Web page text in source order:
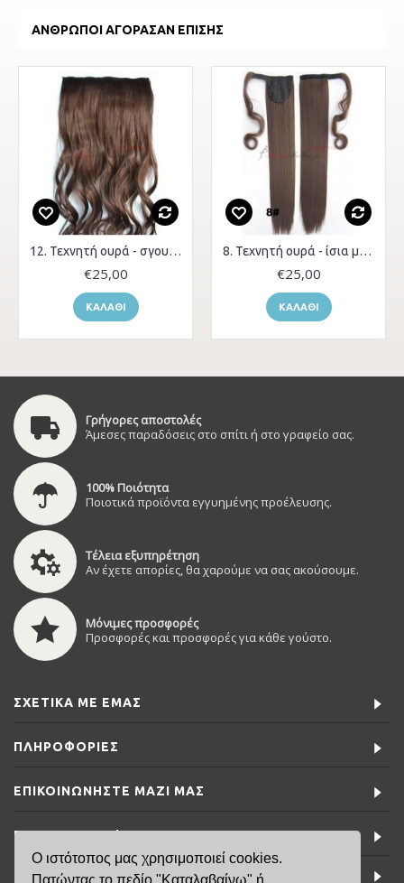
Ο ιστότοπος μας χρησιμοποιεί cookies.
Πατώντας το πεδίο "Καταλαβαίνω" ή
ΆΝΘΡΩΠΟΙ ΑΓΌΡΑΣΑΝ ΕΠΊΣΗΣ
12. Τεχνητή ουρά - σγουρά μαλλιά
€25,00
ΚΑΛΆΘΙ
8. Τεχνητή ουρά - ίσια μαλλιά
€25,00
ΚΑΛΆΘΙ
Γρήγορες αποστολές
Άμεσες παραδόσεις στο σπίτι ή στο γραφείο σας.
100% Ποιότητα
Ποιοτικά προϊόντα εγγυημένης προέλευσης.
Τέλεια εξυπηρέτηση
Αν έχετε απορίες, θα χαρούμε να σας ακούσουμε.
Μόνιμες προσφορές
Προσφορές και προσφορές για κάθε γούστο.
ΣΧΕΤΙΚΆ ΜΕ ΕΜΆΣ
ΠΛΗΡΟΦΟΡΊΕΣ
ΕΠΙΚΟΙΝΩΝΉΣΤΕ ΜΑΖΊ ΜΑΣ
ΕΙΔΙΚΈΣ ΠΡΟΣΦΟΡΈΣ
ΤΕΛΕΥΤΑΊΑ ΝΈΑ